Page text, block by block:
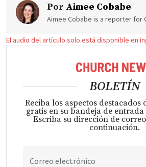
Por Aimee Cobabe
Aimee Cobabe is a reporter for
El audio del artículo solo está disponible en
BOLETÍN
Reciba los aspectos destacados
gratis en su bandeja de
Escriba su dirección de
continuación.
Correo electrónico